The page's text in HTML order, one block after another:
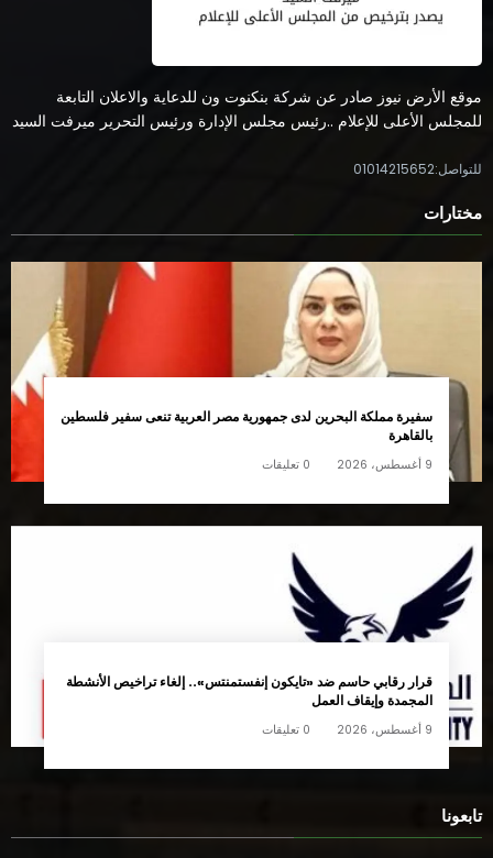
موقع الأرض نيوز صادر عن شركة بنكنوت ون للدعاية والاعلان التابعة
للمجلس الأعلى للإعلام ..رئيس مجلس الإدارة ورئيس التحرير ميرفت السيد
للتواصل:01014215652
مختارات
سفيرة مملكة البحرين لدى جمهورية مصر العربية تنعى سفير فلسطين
بالقاهرة
9 أغسطس، 2026 0 تعليقات
قرار رقابي حاسم ضد «تايكون إنفستمنتس».. إلغاء تراخيص الأنشطة
المجمدة وإيقاف العمل
9 أغسطس، 2026 0 تعليقات
تابعونا